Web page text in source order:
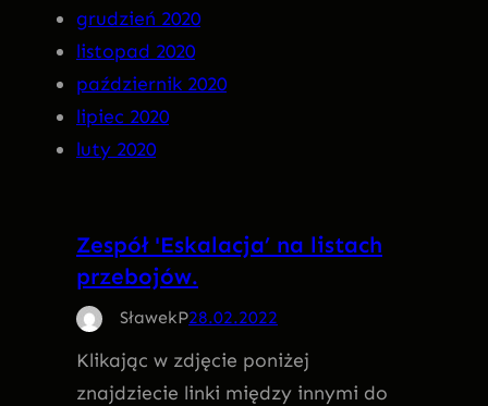
grudzień 2020
listopad 2020
październik 2020
lipiec 2020
luty 2020
Zespół 'Eskalacja’ na listach
przebojów.
SławekP28.02.2022
Klikając w zdjęcie poniżej
znajdziecie linki między innymi do